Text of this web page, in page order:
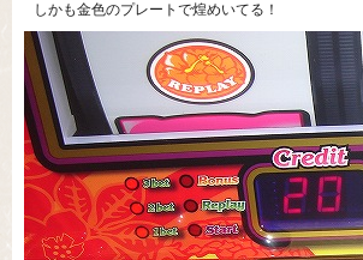
しかも金色のプレートで煌めいてる！